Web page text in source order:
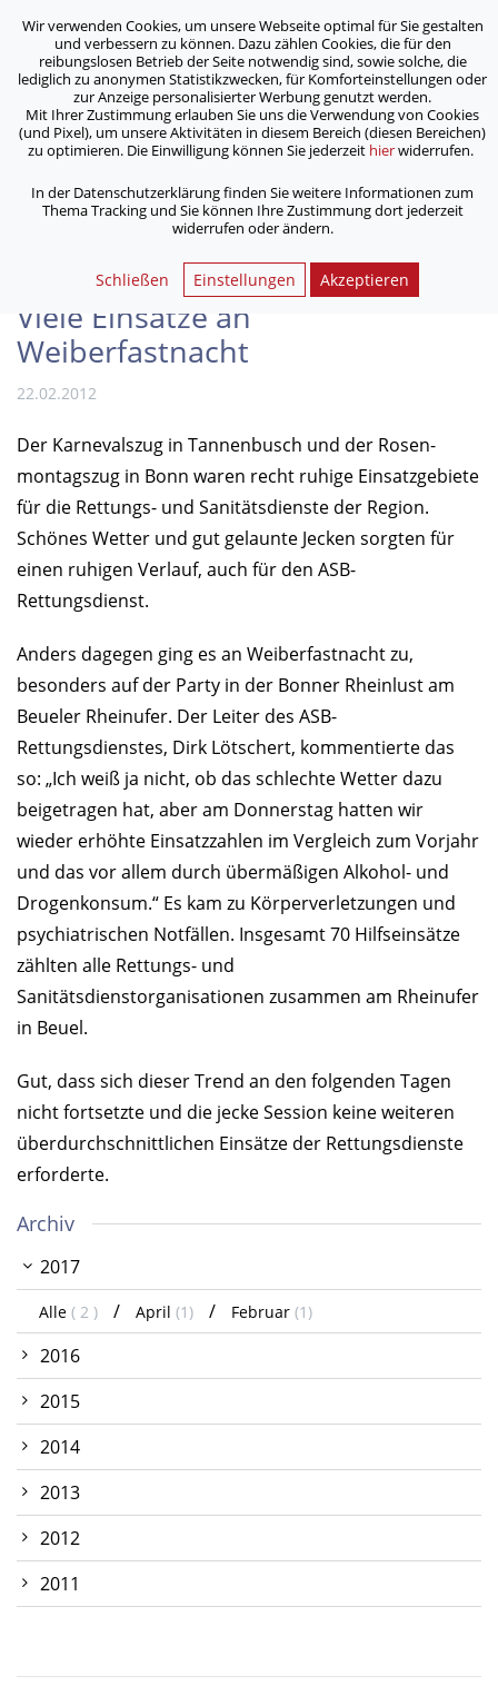
ASB Bonn/Rhein-Sieg/Eifel e.V.
bewegt Menschen
Home / Archiv /
Jecke Tage auch für den ASB-Rettungs- und Sani­täts­dienst:
Rettungs- und Sani­täts­dienst:
Viele Einsätze an
Weiberfastnacht
22.02.2012
Der Karnevalszug in Tannen­busch und der Rosen­
montags­zug in Bonn waren recht ruhige Einsatzgebiete
für die Rettungs- und Sanitätsdienste der Region.
Schönes Wetter und gut gelaunte Jecken sorgten für
einen ruhigen Verlauf, auch für den ASB-
Rettungsdienst.
Anders dagegen ging es an Weiberfastnacht zu,
besonders auf der Party in der Bonner Rheinlust am
Beueler Rheinufer. Der Leiter des ASB-
Rettungsdienstes, Dirk Lötschert, kommentierte das
so: „Ich weiß ja nicht, ob das schlechte Wetter dazu
beigetragen hat, aber am Donnerstag hatten wir
wieder erhöhte Einsatzzahlen im Vergleich zum Vorjahr
und das vor allem durch übermäßigen Alkohol- und
Drogenkonsum.“ Es kam zu Körperverletzungen und
psychiatrischen Notfällen. Insgesamt 70 Hilfseinsätze
zählten alle Rettungs- und
Sanitätsdienstorganisationen zusammen am Rheinufer
in Beuel.
Gut, dass sich dieser Trend an den folgenden Tagen
nicht fortsetzte und die jecke Session keine weiteren
überdurchschnittlichen Einsätze der Rettungsdienste
erforderte.
Archiv
2017
Alle ( 2 ) April (1) Februar (1)
2016
2015
2014
2013
2012
2011
Wir verwenden Cookies, um unsere Webseite optimal für Sie gestalten
und verbessern zu können. Dazu zählen Cookies, die für den
reibungslosen Betrieb der Seite notwendig sind, sowie solche, die
lediglich zu anonymen Statistikzwecken, für Komforteinstellungen oder
zur Anzeige personalisierter Werbung genutzt werden.
Mit Ihrer Zustimmung erlauben Sie uns die Verwendung von Cookies
(und Pixel), um unsere Aktivitäten in diesem Bereich (diesen Bereichen)
zu optimieren. Die Einwilligung können Sie jederzeit hierwiderrufen.
In der Datenschutzerklärung finden Sie weitere Informationen zum
Thema Tracking und Sie können Ihre Zustimmung dort jederzeit
widerrufen oder ändern.
Schließen Einstellungen Akzeptieren